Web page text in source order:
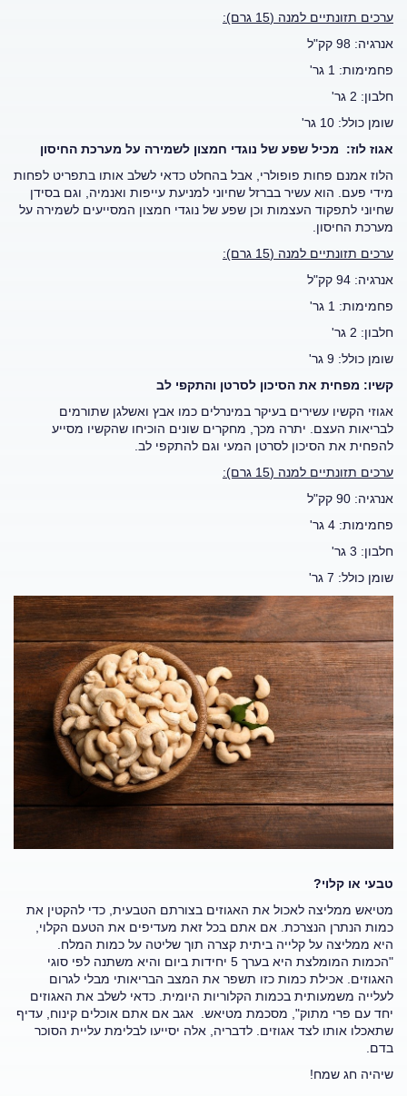
ערכים תזונתיים למנה (15 גרם):
אנרגיה: 98 קק"ל
פחמימות: 1 גר'
חלבון: 2 גר'
שומן כולל: 10 גר'
אגוז לוז: מכיל שפע של נוגדי חמצון לשמירה על מערכת החיסון
הלוז אמנם פחות פופולרי, אבל בהחלט כדאי לשלב אותו בתפריט לפחות
מידי פעם. הוא עשיר בברזל שחיוני למניעת עייפות ואנמיה, וגם בסידן
שחיוני לתפקוד העצמות וכן שפע של נוגדי חמצון המסייעים לשמירה על
מערכת החיסון.
ערכים תזונתיים למנה (15 גרם):
אנרגיה: 94 קק"ל
פחמימות: 1 גר'
חלבון: 2 גר'
שומן כולל: 9 גר'
קשיו: מפחית את הסיכון לסרטן והתקפי לב
אגוזי הקשיו עשירים בעיקר במינרלים כמו אבץ ואשלגן שתורמים
לבריאות העצם. יתרה מכך, מחקרים שונים הוכיחו שהקשיו מסייע
להפחית את הסיכון לסרטן המעי וגם להתקפי לב.
ערכים תזונתיים למנה (15 גרם):
אנרגיה: 90 קק"ל
פחמימות: 4 גר'
חלבון: 3 גר'
שומן כולל: 7 גר'
טבעי או קלוי?
מטיאש ממליצה לאכול את האגוזים בצורתם הטבעית, כדי להקטין את
כמות הנתרן הנצרכת. אם אתם בכל זאת מעדיפים את הטעם הקלוי,
היא ממליצה על קלייה ביתית קצרה תוך שליטה על כמות המלח.
"הכמות המומלצת היא בערך 5 יחידות ביום והיא משתנה לפי סוגי
האגוזים. אכילת כמות כזו תשפר את המצב הבריאותי מבלי לגרום
לעלייה משמעותית בכמות הקלוריות היומית. כדאי לשלב את האגוזים
יחד עם פרי מתוק", מסכמת מטיאש. אגב אם אתם אוכלים קינוח, עדיף
שתאכלו אותו לצד אגוזים. לדבריה, אלה יסייעו לבלימת עליית הסוכר
בדם.
שיהיה חג שמח!